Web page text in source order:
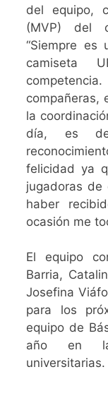
del equipo,
(MVP) del
“Siempre es
camiseta
compañeras,
la
día, es
felicidad ya
jugadoras de
haber
ocasión me
El equipo
Barria,
Josefina
para los
equipo de
año en la
universitarias.